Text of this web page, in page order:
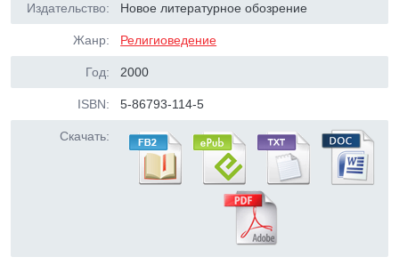
Издательство: Новое литературное обозрение
Жанр: Религиоведение
Год: 2000
ISBN: 5-86793-114-5
Скачать: